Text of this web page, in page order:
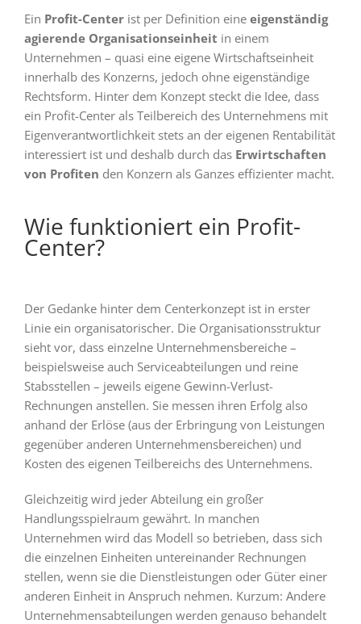
Ein Profit-Centerist per Definition eine eigenständig
agierende Organisationseinheit in einem
Unternehmen – quasi eine eigene Wirtschaftseinheit
innerhalb des Konzerns, jedoch ohne eigenständige
Rechtsform. Hinter dem Konzept steckt die Idee, dass
ein Profit-Center als Teilbereich des Unternehmensmit
Eigenverantwortlichkeit stets an der eigenen Rentabilität
interessiert ist und deshalb durch das Erwirtschaften
von Profiten den Konzern als Ganzes effizienter macht.
Wie funktioniert ein Profit-
Center?
Der Gedanke hinter dem Centerkonzept ist in erster
Linie ein organisatorischer. Die Organisationsstruktur
sieht vor, dass einzelne Unternehmensbereiche –
beispielsweise auch Serviceabteilungen und reine
Stabsstellen – jeweils eigene Gewinn-Verlust-
Rechnungen anstellen. Sie messen ihren Erfolg also
anhand der Erlöse (aus der Erbringung von Leistungen
gegenüber anderen Unternehmensbereichen) und
Kosten des eigenen Teilbereichs des Unternehmens.
Gleichzeitig wird jeder Abteilung ein großer
Handlungsspielraum gewährt. In manchen
Unternehmen wird das Modell so betrieben, dass sich
die einzelnen Einheiten untereinander Rechnungen
stellen, wenn sie die Dienstleistungen oder Güter einer
anderen Einheit in Anspruch nehmen. Kurzum: Andere
Unternehmensabteilungen werden genauso behandelt